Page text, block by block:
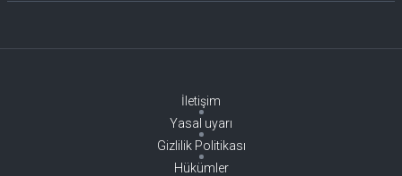
İletişim
Yasal uyarı
Gizlilik Politikası
Hükümler